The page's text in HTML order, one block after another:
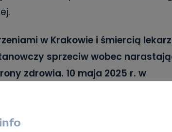
w Krakowie i śmiercią
sprzeciw wobec
zdrowia. 10 maja 2025 r. w
Medyków, organizowany
Związek Zawodowy Lekarzy,
organizacje zrzeszające